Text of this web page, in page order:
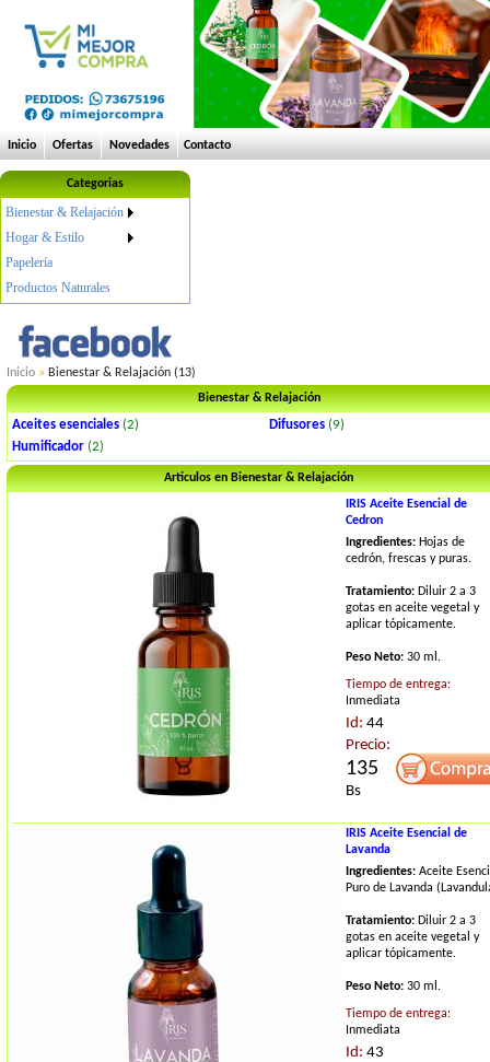
Inicio Ofertas Novedades Contacto
Categorias
Bienestar & Relajación
Hogar & Estilo
Papelería
Productos Naturales
Inicio » Bienestar & Relajación (13)
Bienestar & Relajación
Aceites esenciales (2) Difusores (9)
Humificador (2)
Articulos en Bienestar & Relajación
IRIS Aceite Esencial de
Cedron
Ingredientes: Hojas de
cedrón, frescas y puras.
Tratamiento: Diluir 2 a 3
gotas en aceite vegetal y
aplicar tópicamente.
Peso Neto: 30 ml.
Tiempo de entrega:
Inmediata
Id: 44
Precio:
135
Bs
IRIS Aceite Esencial de
Lavanda
Ingredientes: Aceite
Puro de Lavanda
Tratamiento: Diluir 2 a 3
gotas en aceite vegetal y
aplicar tópicamente.
Peso Neto: 30 ml.
Tiempo de entrega:
Inmediata
Id: 43